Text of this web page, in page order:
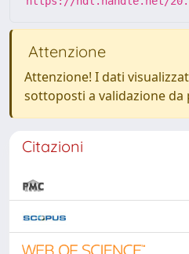
Attenzione
Attenzione! I dati
sottoposti a validazione da
Citazioni